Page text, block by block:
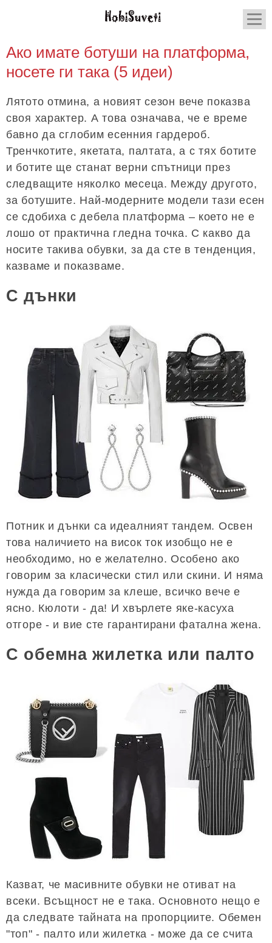
Ако имате ботуши на платформа,
носете ги така (5 идеи)
Лятото отмина, а новият сезон вече показва
своя характер. А това означава, че е време
бавно да сглобим есенния гардероб.
Тренчкотите, якетата, палтата, а с тях ботите
и ботите ще станат верни спътници през
следващите няколко месеца. Между другото,
за ботушите. Най-модерните модели тази есен
се сдобиха с дебела платформа – което не е
лошо от практична гледна точка. С какво да
носите такива обувки, за да сте в тенденция,
казваме и показваме.
С дънки
Потник и дънки са идеалният тандем. Освен
това наличието на висок ток изобщо не е
необходимо, но е желателно. Особено ако
говорим за класически стил или скини. И няма
нужда да говорим за клеше, всичко вече е
ясно. Кюлоти - да! И хвърлете яке-касуха
отгоре - и вие сте гарантирани фатална жена.
С обемна жилетка или палто
Казват, че масивните обувки не отиват на
всеки. Всъщност не е така. Основното нещо е
да следвате тайната на пропорциите. Обемен
"топ" - палто или жилетка - може да се счита